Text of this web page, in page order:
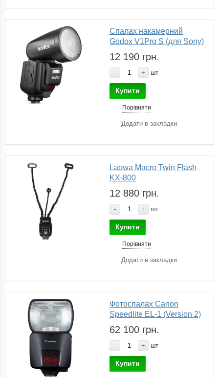
Спалах накамерний
Godox V1Pro S (для Sony)
12 190 грн.
- + шт
Купити
Порівняти
Додати в закладки
Laowa Macro Twin Flash
KX-800
12 880 грн.
- + шт
Купити
Порівняти
Додати в закладки
Фотоспалах Canon
Speedlite EL-1 (Version 2)
62 100 грн.
- + шт
Купити